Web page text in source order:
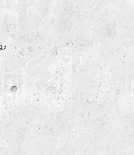
♪